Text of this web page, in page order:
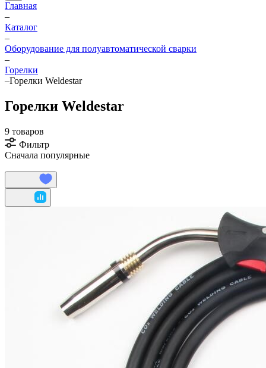
Главная
–
Каталог
–
Оборудование для полуавтоматической сварки
–
Горелки
–Горелки Weldestar
Горелки Weldestar
9 товаров
Фильтр
Сначала популярные